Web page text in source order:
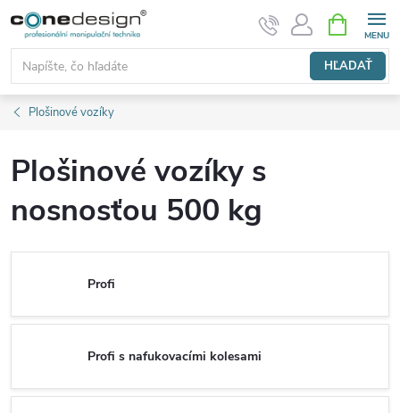
Prejsť
obsah
HĽADAŤ
KOŠÍK
Plošinové vozíky
Plošinové vozíky s
nosnosťou 500 kg
Profi
Profi s nafukovacími kolesami